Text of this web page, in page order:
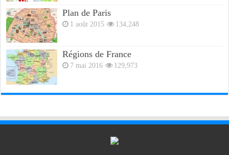
Plan de Paris
1 août 2015 134,248
Régions de France
7 mai 2016 129,973